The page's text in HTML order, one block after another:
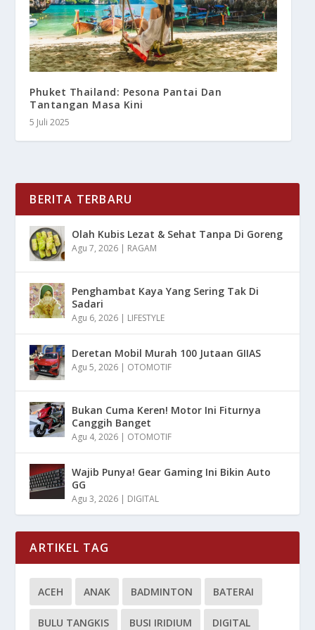
Phuket Thailand: Pesona Pantai Dan
Tantangan Masa Kini
5 Juli 2025
BERITA TERBARU
Olah Kubis Lezat & Sehat Tanpa Di Goreng
Agu 7, 2026 | RAGAM
Penghambat Kaya Yang Sering Tak Di
Sadari
Agu 6, 2026 | LIFESTYLE
Deretan Mobil Murah 100 Jutaan GIIAS
Agu 5, 2026 | OTOMOTIF
Bukan Cuma Keren! Motor Ini Fiturnya
Canggih Banget
Agu 4, 2026 | OTOMOTIF
Wajib Punya! Gear Gaming Ini Bikin Auto
GG
Agu 3, 2026 | DIGITAL
ARTIKEL TAG
ACEH ANAK BADMINTON BATERAI
BULU TANGKIS BUSI IRIDIUM DIGITAL